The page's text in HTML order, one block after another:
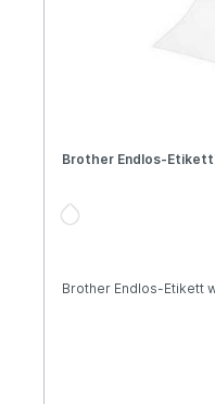
Brother Endlos-Etikett
Brother Endlos-Etikett